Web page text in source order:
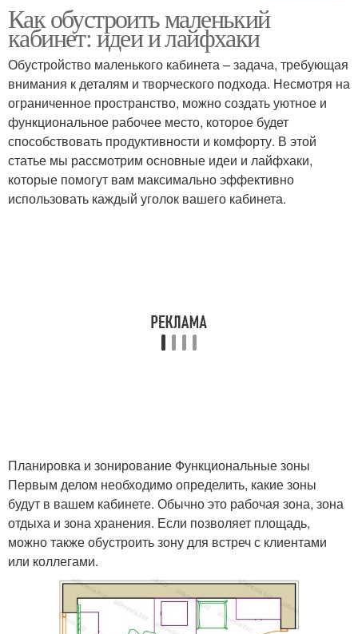
Место в маленьком
кабинете
Товары в маленьком
кабинете
Цветовая гамма Кабинет в офисе
Жалюзи в маленьком
кабинете
Офисный кабинет
маленьком кабинете
кабинета
Как обустроить маленький
кабинет: идеи и лайфхаки
Обустройство маленького кабинета – задача, требующая
внимания к деталям и творческого подхода. Несмотря на
ограниченное пространство, можно создать уютное и
функциональное рабочее место, которое будет
способствовать продуктивности и комфорту. В этой
статье мы рассмотрим основные идеи и лайфхаки,
которые помогут вам максимально эффективно
использовать каждый уголок вашего кабинета.
Планировка и зонирование Функциональные зоны
Первым делом необходимо определить, какие зоны
будут в вашем кабинете. Обычно это рабочая зона, зона
отдыха и зона хранения. Если позволяет площадь,
можно также обустроить зону для встреч с клиентами
или коллегами.